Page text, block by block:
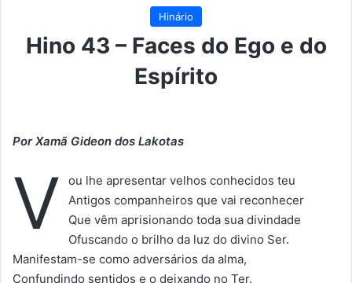
Hinário
Hino 43 – Faces do Ego e do
Espírito
Por Xamã Gideon dos Lakotas
V
ou lhe apresentar velhos conhecidos teu
Antigos companheiros que vai reconhecer
Que vêm aprisionando toda sua divindade
Ofuscando o brilho da luz do divino Ser.
Manifestam-se como adversários da alma,
Confundindo sentidos e o deixando no Ter.